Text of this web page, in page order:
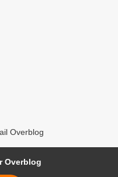
Overblog
Overblog